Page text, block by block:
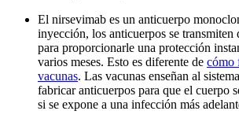
El nirsevimab es un anticuerpo
inyección, los anticuerpos se transmiten
para proporcionarle una protección
varios meses. Esto es diferente de cómo
vacunas. Las vacunas enseñan al
fabricar anticuerpos para que el cuerpo
si se expone a una infección más